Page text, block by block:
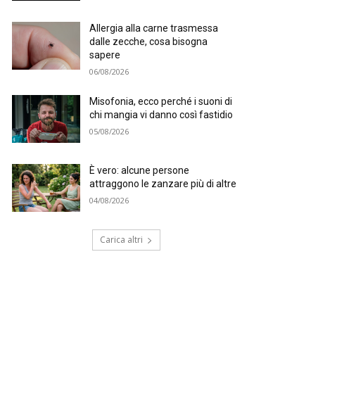
Allergia alla carne trasmessa
dalle zecche, cosa bisogna
sapere
06/08/2026
Misofonia, ecco perché i suoni di
chi mangia vi danno così fastidio
05/08/2026
È vero: alcune persone
attraggono le zanzare più di altre
04/08/2026
Carica altri